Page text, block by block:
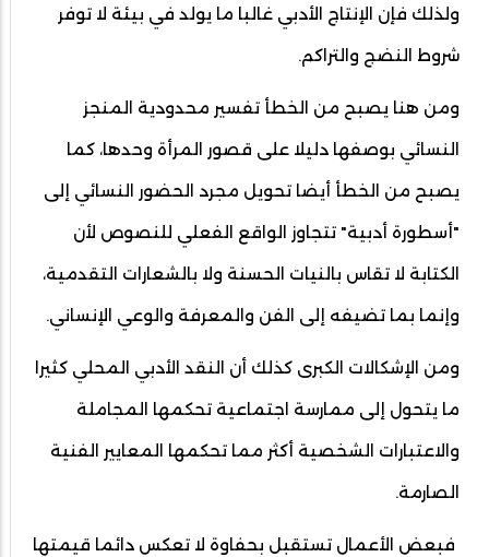
ولذلك فإن الإنتاج الأدبي غالبا ما يولد في بيئة لا توفر
شروط النضج والتراكم.
ومن هنا يصبح من الخطأ تفسير محدودية المنجز
النسائي بوصفها دليلا على قصور المرأة وحدها، كما
يصبح من الخطأ أيضا تحويل مجرد الحضور النسائي إلى
"أسطورة أدبية" تتجاوز الواقع الفعلي للنصوص لأن
الكتابة لا تقاس بالنيات الحسنة ولا بالشعارات التقدمية،
وإنما بما تضيفه إلى الفن والمعرفة والوعي الإنساني.
ومن الإشكالات الكبرى كذلك أن النقد الأدبي المحلي كثيرا
ما يتحول إلى ممارسة اجتماعية تحكمها المجاملة
والاعتبارات الشخصية أكثر مما تحكمها المعايير الفنية
الصارمة.
فبعض الأعمال تستقبل بحفاوة لا تعكس دائما قيمتها